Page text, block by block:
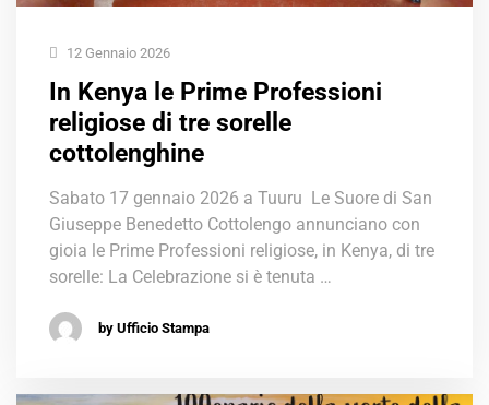
12 Gennaio 2026
In Kenya le Prime Professioni
religiose di tre sorelle
cottolenghine
Sabato 17 gennaio 2026 a Tuuru Le Suore di San
Giuseppe Benedetto Cottolengo annunciano con
gioia le Prime Professioni religiose, in Kenya, di tre
sorelle: La Celebrazione si è tenuta …
by Ufficio Stampa